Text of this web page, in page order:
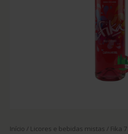
Início / Licores e bebidas mistas / Fika